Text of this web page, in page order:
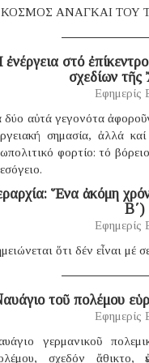
ΑΝΑΓΚΑΙ ΤΟΥ
στό
σχεδίων
Εφημερίς
δύο αὐτά γεγονότα ἀφοροῦν
σημασία, ἀλλά
φορτίο: τό
Ἕνα ἀκόμη
B΄)
Εφημερίς
ὅτι δέν εἶναι μέ
τοῦ πολέμου
Εφημερίς
γερμανικοῦ
σχεδόν ἄθικτο,